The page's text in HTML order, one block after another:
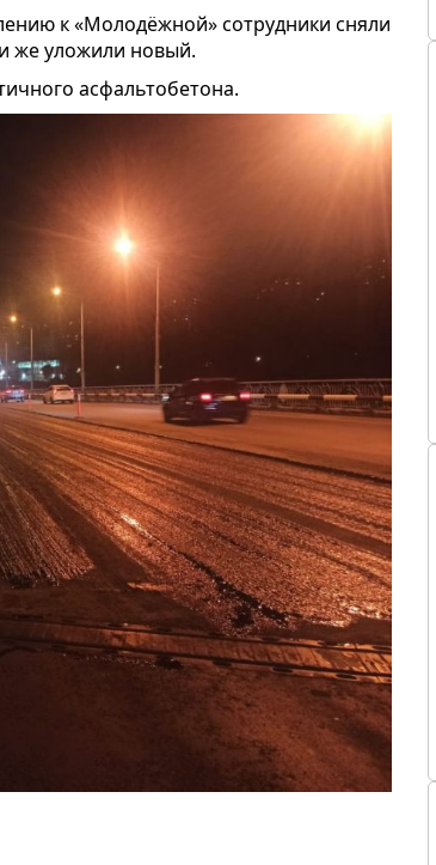
к «Молодёжной» сотрудники сняли
же уложили новый.
асфальтобетона.